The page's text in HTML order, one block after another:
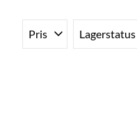
Pris Lagerstatus